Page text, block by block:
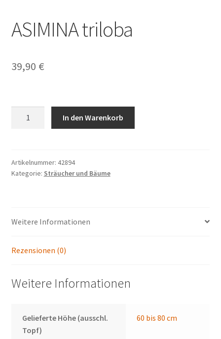
ASIMINA triloba
39,90 €
In den Warenkorb
Artikelnummer: 42894
Kategorie: Sträucher und Bäume
Weitere Informationen
Rezensionen (0)
Weitere Informationen
Gelieferte Höhe (ausschl.
Topf)
60 bis 80 cm